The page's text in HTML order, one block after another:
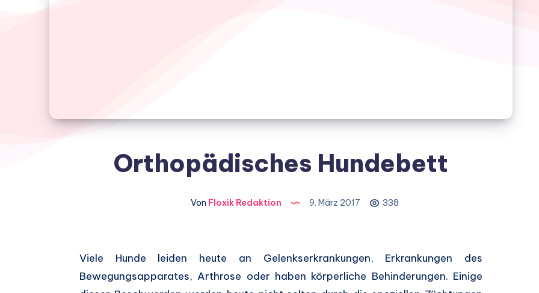
Orthopädisches Hundebett
Von Floxik Redaktion 9. März 2017 338
Facebook
Viele Hunde leiden heute an Gelenkserkrankungen, Erkrankungen des
Bewegungsapparates, Arthrose oder haben körperliche Behinderungen. Einige